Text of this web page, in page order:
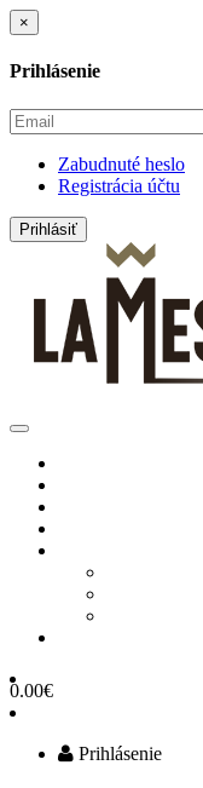
×
Prihlásenie
Zabudnuté heslo
Registrácia účtu
0.00€
Prihlásenie